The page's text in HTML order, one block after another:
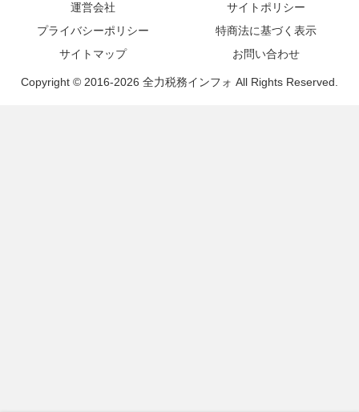
運営会社
サイトポリシー
プライバシーポリシー
特商法に基づく表示
サイトマップ
お問い合わせ
Copyright © 2016-2026 全力税務インフォ All Rights Reserved.